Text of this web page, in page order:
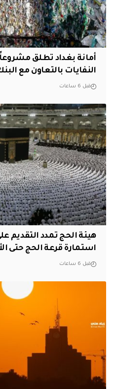
أمانة بغداد تطلق مشروعاً
النفايات بالتعاون مع
قبل 6 ساعات
هيئة الحج تمدد التقديم
استمارة قرعة الحج حتى
قبل 6 ساعات